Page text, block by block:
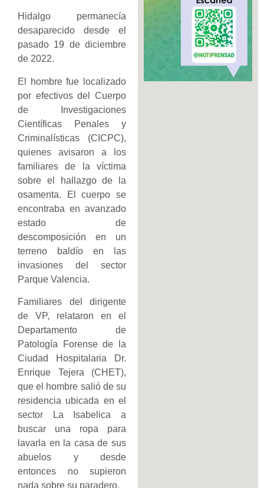
Hidalgo permanecía
desaparecido desde el
pasado 19 de diciembre
de 2022.
El hombre fue localizado
por efectivos del Cuerpo
de Investigaciones
Científicas Penales y
Criminalísticas (CICPC),
quienes avisaron a los
familiares de la víctima
sobre el hallazgo de la
osamenta. El cuerpo se
encontraba en avanzado
estado de
descomposición en un
terreno baldío en las
invasiones del sector
Parque Valencia.
Familiares del dirigente
de VP, relataron en el
Departamento de
Patología Forense de la
Ciudad Hospitalaria Dr.
Enrique Tejera (CHET),
que el hombre salió de su
residencia ubicada en el
sector La Isabelica a
buscar una ropa para
lavarla en la casa de sus
abuelos y desde
entonces no supieron
nada sobre su paradero.